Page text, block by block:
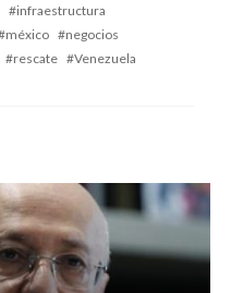
infraestructura
méxico
negocios
rescate
Venezuela